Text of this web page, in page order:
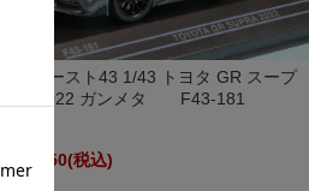
ファースト43 1/43 トヨタ GR スープ
ラ 2022 ガンメタ F43-181
¥4,950(税込)